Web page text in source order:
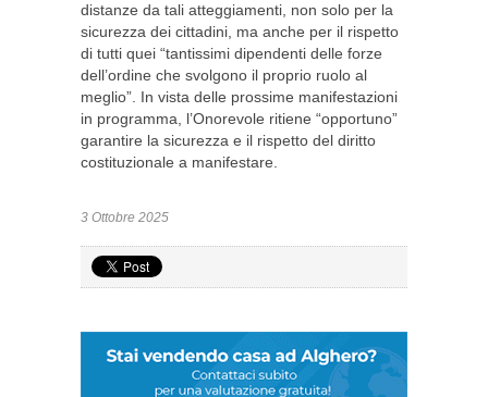
distanze da tali atteggiamenti, non solo per la
sicurezza dei cittadini, ma anche per il rispetto
di tutti quei “tantissimi dipendenti delle forze
dell’ordine che svolgono il proprio ruolo al
meglio”. In vista delle prossime manifestazioni
in programma, l’Onorevole ritiene “opportuno”
garantire la sicurezza e il rispetto del diritto
costituzionale a manifestare.
3 Ottobre 2025